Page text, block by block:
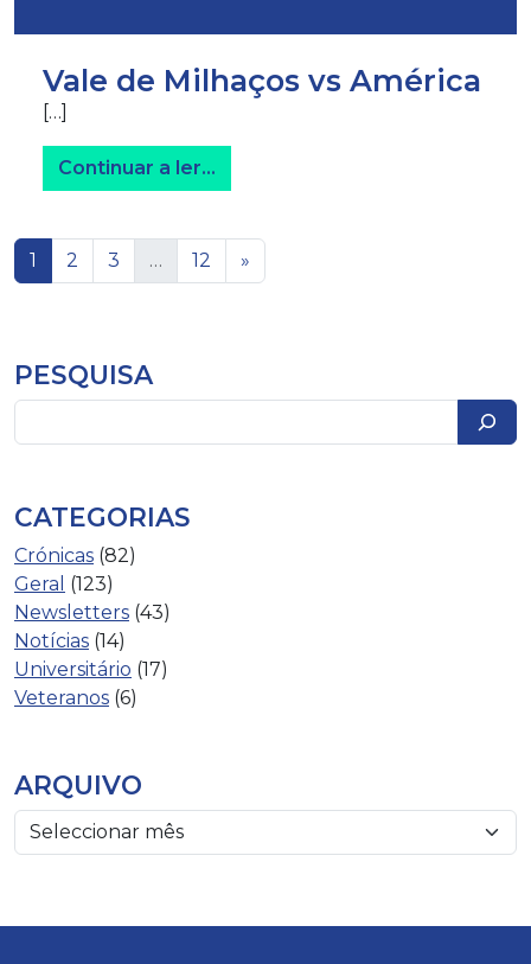
Vale de Milhaços vs América
[…]
Continuar a ler…
Navegação de artigos
1 2 3 … 12 »
PESQUISA
CATEGORIAS
Crónicas (82)
Geral (123)
Newsletters (43)
Notícias (14)
Universitário (17)
Veteranos (6)
ARQUIVO